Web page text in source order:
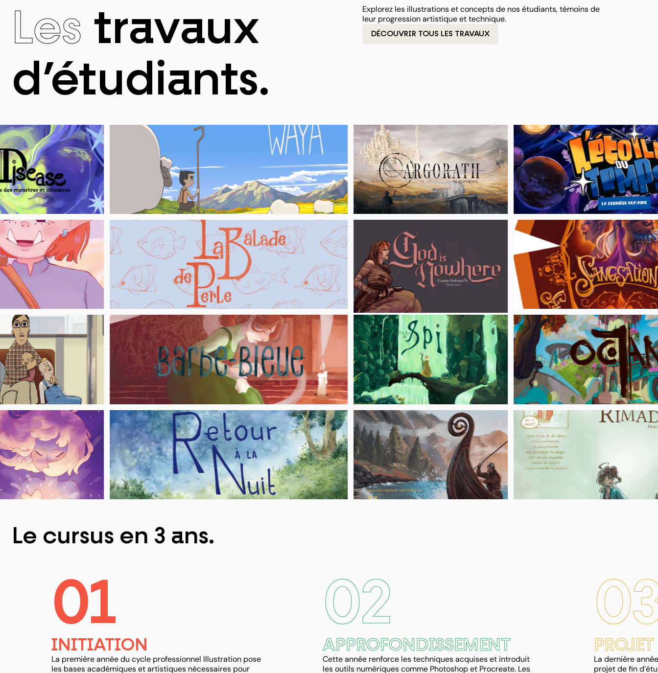
Les travaux
d’étudiants.
Explorez les illustrations et concepts de nos étudiants, témoins de
leur progression artistique et technique.
DÉCOUVRIR TOUS LES TRAVAUX
Le cursus en 3 ans.
01
INITIATION
La première année du cycle professionnel Illustration pose
les bases académiques et artistiques nécessaires pour
02
APPROFONDISSEMENT
Cette année renforce les techniques acquises et introduit
les outils numériques comme Photoshop et Procreate. Les
La dernière
projet de fin